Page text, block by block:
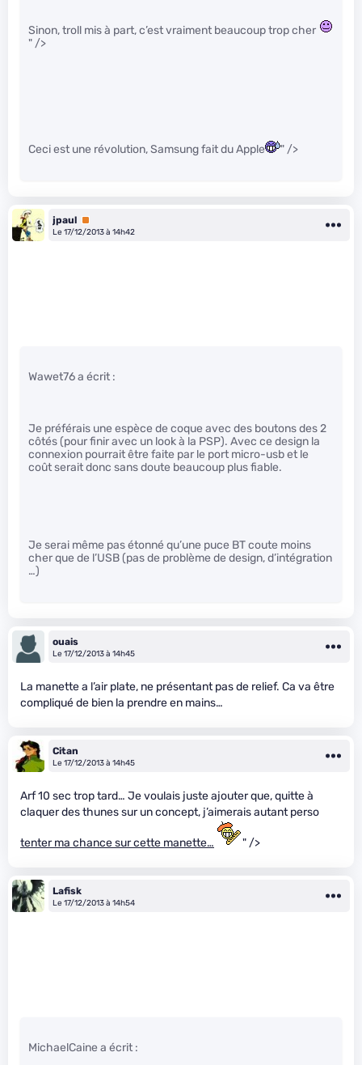
Sinon, troll mis à part, c’est vraiment beaucoup trop cher
" />
Ceci est une révolution, Samsung fait du Apple " />
jpaul Premium
Le 17/12/2013 à 14h42
Wawet76 a écrit :
Je préférais une espèce de coque avec des boutons des 2
côtés (pour finir avec un look à la PSP). Avec ce design la
connexion pourrait être faite par le port micro-usb et le
coût serait donc sans doute beaucoup plus fiable.
Je serai même pas étonné qu’une puce BT coute moins
cher que de l’USB (pas de problème de design, d’intégration
…)
ouais
Le 17/12/2013 à 14h45
La manette a l’air plate, ne présentant pas de relief. Ca va être
compliqué de bien la prendre en mains…
Citan
Le 17/12/2013 à 14h45
Arf 10 sec trop tard… Je voulais juste ajouter que, quitte à
claquer des thunes sur un concept, j’aimerais autant perso
tenter ma chance sur cette manette… " />
Lafisk
Le 17/12/2013 à 14h54
MichaelCaine a écrit :